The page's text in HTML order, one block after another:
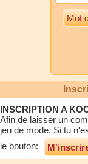
Mot
INSCRIPTION A
Afin de laisser un
jeu de mode. Si tu
le bouton: